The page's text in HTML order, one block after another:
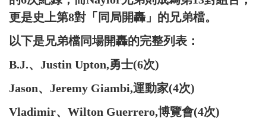
更是史上第8對「同局開轟」的兄弟檔。
以下是兄弟檔同場開轟的完整列表：
B.J.、Justin Upton,勇士(6次)
Jason、Jeremy Giambi,運動家(4次)
Vladimir、Wilton Guerrero,博覽會(4次)